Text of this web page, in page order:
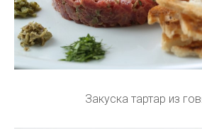
Закуска тартар из